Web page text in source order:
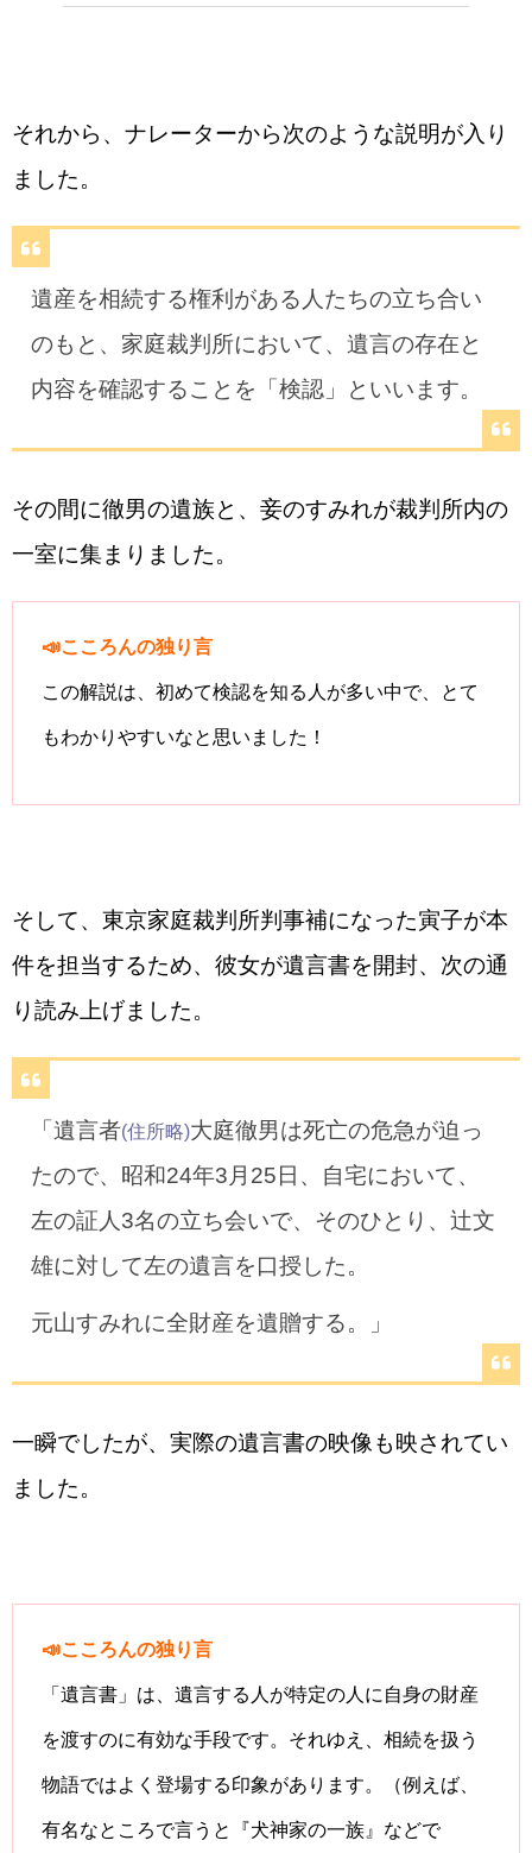
それから、ナレーターから次のような説明が入り
ました。
遺産を相続する権利がある人たちの立ち合い
のもと、家庭裁判所において、遺言の存在と
内容を確認することを「検認」といいます。
その間に徹男の遺族と、妾のすみれが裁判所内の
一室に集まりました。
📣こころんの独り言
この解説は、初めて検認を知る人が多い中で、とて
もわかりやすいなと思いました！
そして、東京家庭裁判所判事補になった寅子が本
件を担当するため、彼女が遺言書を開封、次の通
り読み上げました。
「遺言者(住所略)大庭徹男は死亡の危急が迫っ
たので、昭和24年3月25日、自宅において、
左の証人3名の立ち会いで、そのひとり、辻文
雄に対して左の遺言を口授した。
元山すみれに全財産を遺贈する。」
一瞬でしたが、実際の遺言書の映像も映されてい
ました。
📣こころんの独り言
「遺言書」は、遺言する人が特定の人に自身の財産
を渡すのに有効な手段です。それゆえ、相続を扱う
物語ではよく登場する印象があります。（例えば、
有名なところで言うと『犬神家の一族』などで